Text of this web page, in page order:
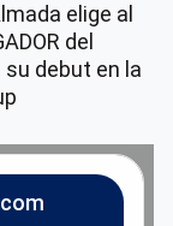
elige al
del
debut en la